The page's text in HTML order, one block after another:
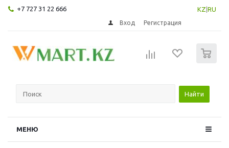
+7 727 31 22 666 KZ RU
Вход Регистрация
Найти
МЕНЮ